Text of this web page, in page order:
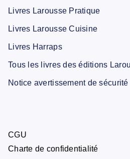
Livres Larousse Pratique
Livres Larousse Cuisine
Livres Harraps
Tous les livres des éditions
Notice avertissement de sécurité
CGU
Charte de confidentialité